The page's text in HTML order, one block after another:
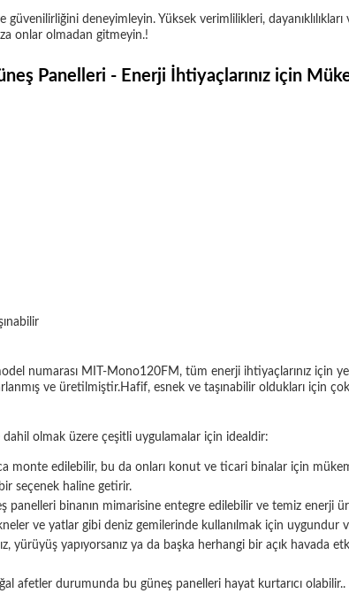
güvenilirliğini deneyimleyin. Yüksek verimlilikleri,
onlar olmadan gitmeyin.!
Panelleri - Enerji İhtiyaçlarınız için
numarası MIT-Mono120FM, tüm enerji ihtiyaçlarınız
ve üretilmiştir.Hafif, esnek ve taşınabilir oldukları için
dahil olmak üzere çeşitli uygulamalar için idealdir:
monte edilebilir, bu da onları konut ve ticari binalar için
seçenek haline getirir.
panelleri binanın mimarisine entegre edilebilir ve temiz enerji
ve yatlar gibi deniz gemilerinde kullanılmak için uygundur
yürüyüş yapıyorsanız ya da başka herhangi bir açık havada
afetler durumunda bu güneş panelleri hayat kurtarıcı olabilir..